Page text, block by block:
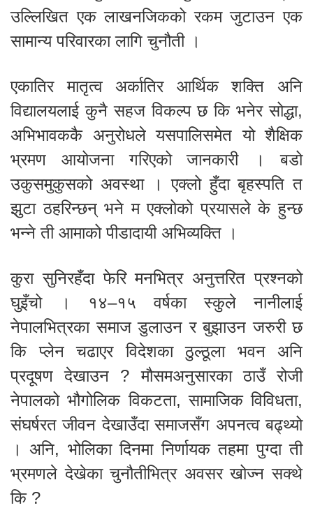
उल्लिखित एक लाखनजिकको रकम जुटाउन एक
सामान्य परिवारका लागि चुनौती ।
एकातिर मातृत्व अर्कातिर आर्थिक शक्ति अनि
विद्यालयलाई कुनै सहज विकल्प छ कि भनेर सोद्धा,
अभिभावककै अनुरोधले यसपालिसमेत यो शैक्षिक
भ्रमण आयोजना गरिएको जानकारी । बडो
उकुसमुकुसको अवस्था । एक्लो हुँदा बृहस्पति त
झुटा ठहरिन्छन् भने म एक्लोको प्रयासले के हुन्छ
भन्ने ती आमाको पीडादायी अभिव्यक्ति ।
कुरा सुनिरहँदा फेरि मनभित्र अनुत्तरित प्रश्नको
घुइँचो । १४–१५ वर्षका स्कुले नानीलाई
नेपालभित्रका समाज डुलाउन र बुझाउन जरुरी छ
कि प्लेन चढाएर विदेशका ठुल्ठूला भवन अनि
प्रदूषण देखाउन ? मौसमअनुसारका ठाउँ रोजी
नेपालको भौगोलिक विकटता, सामाजिक विविधता,
संघर्षरत जीवन देखाउँदा समाजसँग अपनत्व बढ्थ्यो
। अनि, भोलिका दिनमा निर्णायक तहमा पुग्दा ती
भ्रमणले देखेका चुनौतीभित्र अवसर खोज्न सक्थे
कि ?